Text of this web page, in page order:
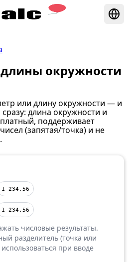
окружности
или длину окружности — и
длина окружности и
поддерживает
(запятая/точка) и не
1 234,56
1 234.56
числовые результаты.
разделитель (точка или
при вводе